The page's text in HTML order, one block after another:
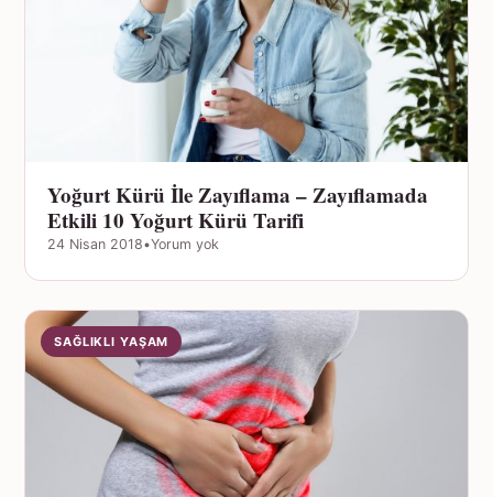
Yoğurt Kürü İle Zayıflama – Zayıflamada
Etkili 10 Yoğurt Kürü Tarifi
24 Nisan 2018•Yorum yok
SAĞLIKLI YAŞAM